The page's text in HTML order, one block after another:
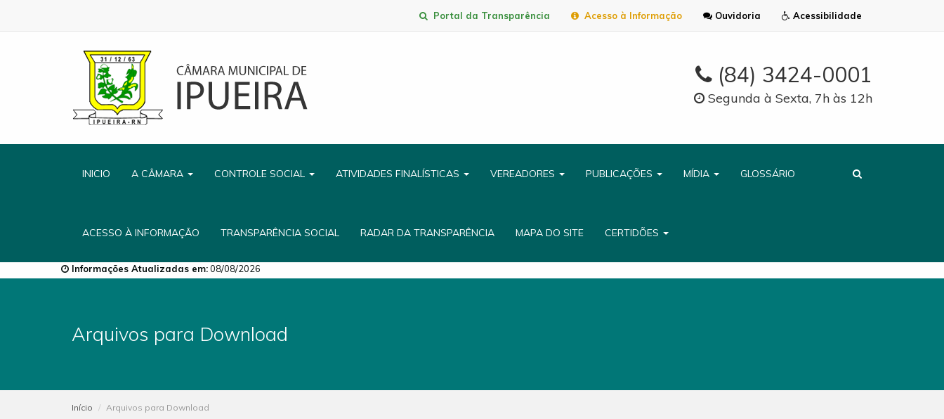
Acessibilidade
Ouvidoria
Acesso à Informação
Portal da Transparência
(84) 3424-0001
Segunda à Sexta, 7h às 12h
INICIO A CÂMARA CONTROLE SOCIAL ATIVIDADES FINALÍSTICAS VEREADORES PUBLICAÇÕES MÍDIA GLOSSÁRIO
ACESSO À INFORMAÇÃO TRANSPARÊNCIA SOCIAL RADAR DA TRANSPARÊNCIA MAPA DO SITE CERTIDÕES
Informações Atualizadas em:08/08/2026
Arquivos para Download
Início Arquivos para Download